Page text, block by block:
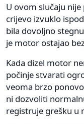
U ovom slučaju
crijevo izvuklo
bila dovoljno
je motor ostajao
Kada dizel motor
počinje stvarati
veoma brzo
ni dozvoliti
registruje grešku u